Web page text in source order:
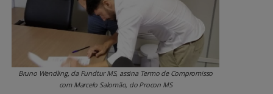
Bruno Wendling, da Fundtur MS, assina Termo de Compromisso
com Marcelo Salomão, do Procon MS